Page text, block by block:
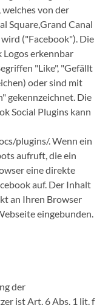
von der
Square,Grand Canal
("Facebook"). Die
Logos erkennbar
"Like", "Gefällt
oder sind mit
gekennzeichnet. Die
Social Plugins kann
plugins/. Wenn ein
aufruft, die ein
eine direkte
auf. Der Inhalt
an Ihren Browser
eingebunden.
der
ist Art. 6 Abs. 1 lit. f